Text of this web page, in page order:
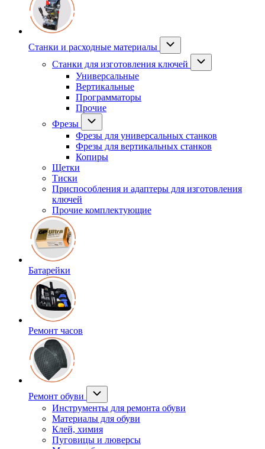
Станки и расходные материалы
Станки для изготовления ключей
Универсальные
Вертикальные
Программаторы
Прочие
Фрезы
Фрезы для универсальных станков
Фрезы для вертикальных станков
Копиры
Щетки
Тиски
Приспособления и адаптеры для изготовления
ключей
Прочие комплектующие
Батарейки
Ремонт часов
Ремонт обуви
Инструменты для ремонта обуви
Материалы для обуви
Клей, химия
Пуговицы и люверсы